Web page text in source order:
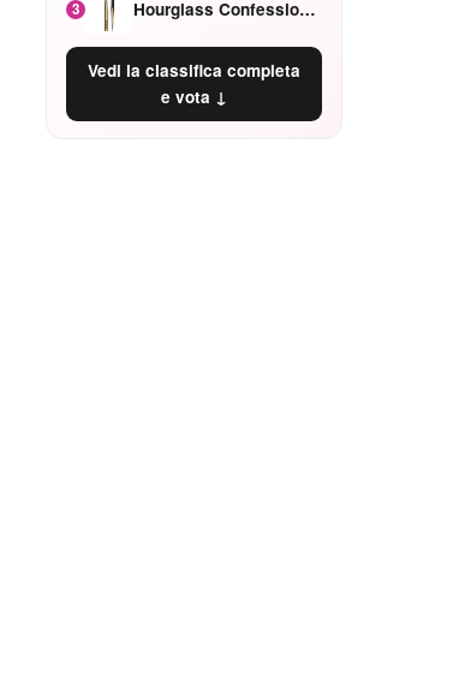
3 Hourglass Confession Ricaricabile Ultra Preciso Ad Alta Intensità Secretly Classic Red
Vedi la classifica completa
e vota ↓